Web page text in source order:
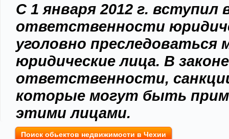
С 1 января 2012 г. вступил
ответственности
уголовно преследоваться
юридические лица. В
ответственности,
которые могут быть
этими лицами.
Поиск обьектов недвижимости в Чехии